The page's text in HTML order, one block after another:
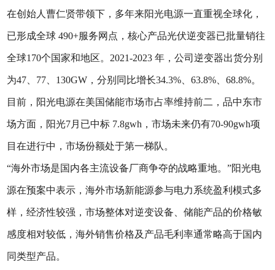
在创始人曹仁贤带领下，多年来阳光电源一直重视全球化，
已形成全球 490+服务网点，核心产品光伏逆变器已批量销往
全球170个国家和地区。2021-2023 年，公司逆变器出货分别
为47、77、130GW，分别同比增长34.3%、63.8%、68.8%。
目前，阳光电源在美国储能市场市占率维持前二，品中东市
场方面，阳光7月已中标 7.8gwh，市场未来仍有70-90gwh项
目在进行中，市场份额处于第一梯队。
“海外市场是国内各主流设备厂商争夺的战略重地。”阳光电
源在预案中表示，海外市场新能源参与电力系统盈利模式多
样，经济性较强，市场整体对逆变设备、储能产品的价格敏
感度相对较低，海外销售价格及产品毛利率通常略高于国内
同类型产品。